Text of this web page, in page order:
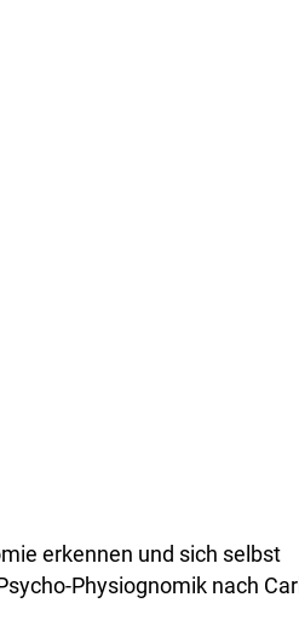
erkennen und sich selbst
Physiognomik nach Carl